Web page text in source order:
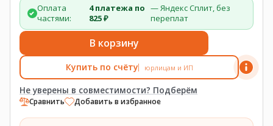
Оплата
частями:
4 платежа по
825 ₽
— Яндекс Сплит, без
переплат
В корзину
Купить по счёту юрлицам и ИП
Не уверены в совместимости? Подберём
Сравнить Добавить в избранное